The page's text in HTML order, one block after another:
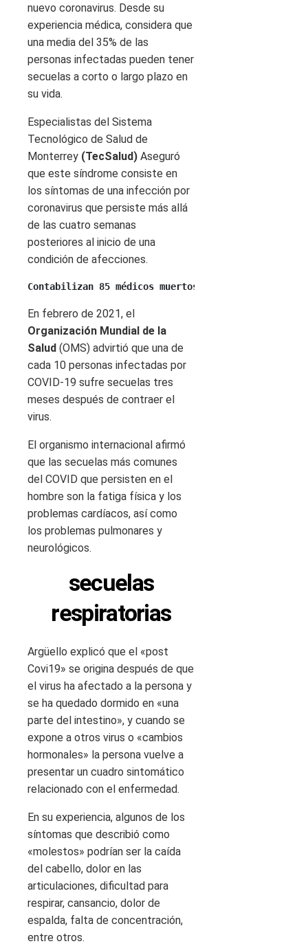
nuevo coronavirus. Desde su
experiencia médica, considera que
una media del 35% de las
personas infectadas pueden tener
secuelas a corto o largo plazo en
su vida.
Especialistas del Sistema
Tecnológico de Salud de
Monterrey (TecSalud) Aseguró
que este síndrome consiste en
los síntomas de una infección por
coronavirus que persiste más allá
de las cuatro semanas
posteriores al inicio de una
condición de afecciones.
Contabilizan 85 médicos muertos presuntamente por
En febrero de 2021, el
Organización Mundial de la
Salud (OMS) advirtió que una de
cada 10 personas infectadas por
COVID-19 sufre secuelas tres
meses después de contraer el
virus.
El organismo internacional afirmó
que las secuelas más comunes
del COVID que persisten en el
hombre son la fatiga física y los
problemas cardíacos, así como
los problemas pulmonares y
neurológicos.
secuelas
respiratorias
Argüello explicó que el «post
Covi19» se origina después de que
el virus ha afectado a la persona y
se ha quedado dormido en «una
parte del intestino», y cuando se
expone a otros virus o «cambios
hormonales» la persona vuelve a
presentar un cuadro sintomático
relacionado con el enfermedad.
En su experiencia, algunos de los
síntomas que describió como
«molestos» podrían ser la caída
del cabello, dolor en las
articulaciones, dificultad para
respirar, cansancio, dolor de
espalda, falta de concentración,
entre otros.